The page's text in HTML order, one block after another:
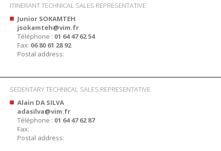
ITINERANT TECHNICAL SALES REPRESENTATIVE
Junior SOKAMTEH
jsokamteh@vim.fr
Téléphone : 01 64 47 62 54
Fax: 06 80 61 28 92
Postal address:
SEDENTARY TECHNICAL SALES REPRESENTATIVE
Alain DA SILVA
adasilva@vim.fr
Téléphone : 01 64 47 62 87
Fax:
Postal address: